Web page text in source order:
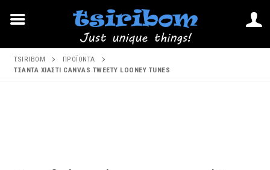
Μετάβαση
TSIRIBOM
ΠΡΟΪΌΝΤΑ
ΤΣΑΝΤΑ ΧΙΑΣΤΙ CANVAS TWEETY LOONEY TUNES